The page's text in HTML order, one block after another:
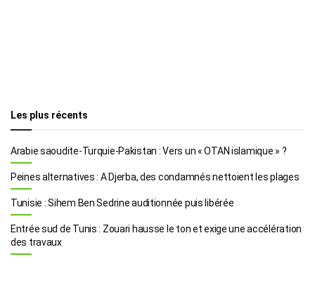
Les plus récents
Arabie saoudite-Turquie-Pakistan : Vers un « OTAN islamique » ?
Peines alternatives : A Djerba, des condamnés nettoient les plages
Tunisie : Sihem Ben Sedrine auditionnée puis libérée
Entrée sud de Tunis : Zouari hausse le ton et exige une accélération
des travaux